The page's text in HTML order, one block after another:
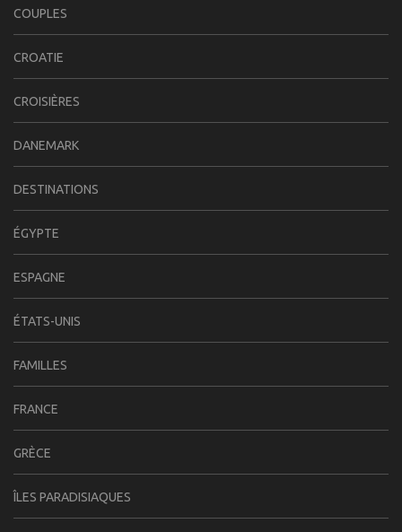
COUPLES
CROATIE
CROISIÈRES
DANEMARK
DESTINATIONS
ÉGYPTE
ESPAGNE
ÉTATS-UNIS
FAMILLES
FRANCE
GRÈCE
ÎLES PARADISIAQUES